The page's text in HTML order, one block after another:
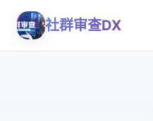
社群审查DX